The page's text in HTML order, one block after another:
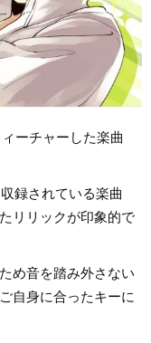
ーチャーした楽曲
録されている楽曲
リリックが印象的で
め音を踏み外さない
自身に合ったキーに